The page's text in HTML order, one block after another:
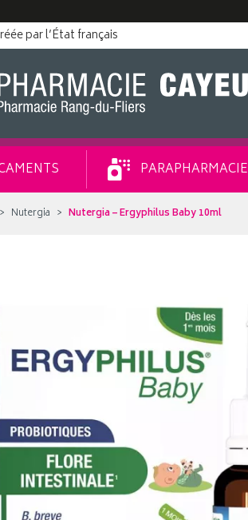
par l’État français
PARAPHARMACIE
Nutergia Nutergia – Ergyphilus Baby 10ml